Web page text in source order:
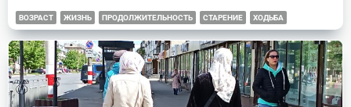
ВОЗРАСТ ЖИЗНЬ ПРОДОЛЖИТЕЛЬНОСТЬ СТАРЕНИЕ ХОДЬБА